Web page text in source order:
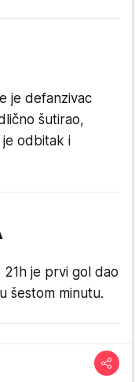
je defanzivac
šutirao,
odbitak i
je prvi gol dao
šestom minutu.